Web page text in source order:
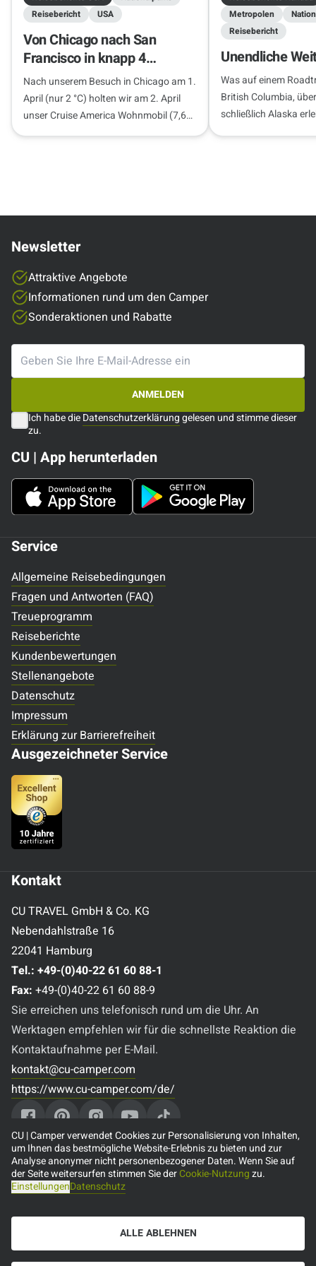
Reisebericht
USA
Von Chicago nach San
Francisco in knapp 4
Wochen
Nach unserem Besuch in Chicago am 1.
April (nur 2 °C) holten wir am 2. April
unser Cruise America Wohnmobil (7,6
m) ab. Ein brandneues Wohnmobil mit
Metropolen
Reisebericht
Unendliche
Was auf einem
British Columbia,
schließlich Alaska
Service
Allgemeine Reisebedingungen
Fragen und Antworten (FAQ)
Treueprogramm
Reiseberichte
Kundenbewertungen
Stellenangebote
Datenschutz
Impressum
Erklärung zur Barrierefreiheit
Ausgezeichneter Service
Kontakt
CU TRAVEL GmbH & Co. KG
Nebendahlstraße 16
22041 Hamburg
Tel.: +49-(0)40-22 61 60 88-1
Fax: +49-(0)40-22 61 60 88-9
Sie erreichen uns telefonisch rund um die Uhr. An
Werktagen empfehlen wir für die schnellste Reaktion die
Kontaktaufnahme per E-Mail.
kontakt@cu-camper.com
https://www.cu-camper.com/de/
Newsletter
Attraktive Angebote
Informationen rund um den Camper
Sonderaktionen und Rabatte
ANMELDEN
Ich habe dieDatenschutzerklärunggelesen und stimme dieser
zu.
CU | App herunterladen
Beliebte Reiseziele
🇨🇦 Camper mieten in Kanada
🇺🇸 Camper mieten in den USA
🇦🇺 Camper mieten in Australien
🇳🇿 Camper mieten in Neuseeland
CU | Camper verwendet Cookies zur Personalisierung von Inhalten,
um Ihnen das bestmögliche Website-Erlebnis zu bieten und zur
Analyse anonymer nicht personenbezogener Daten. Wenn Sie auf
der Seite weitersurfen stimmen Sie derCookie-Nutzungzu.
EinstellungenDatenschutz
ALLE ABLEHNEN